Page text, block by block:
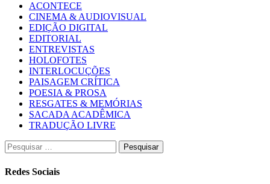
ACONTECE
CINEMA & AUDIOVISUAL
EDIÇÃO DIGITAL
EDITORIAL
ENTREVISTAS
HOLOFOTES
INTERLOCUÇÕES
PAISAGEM CRÍTICA
POESIA & PROSA
RESGATES & MEMÓRIAS
SACADA ACADÊMICA
TRADUÇÃO LIVRE
Pesquisar
por:
Redes Sociais